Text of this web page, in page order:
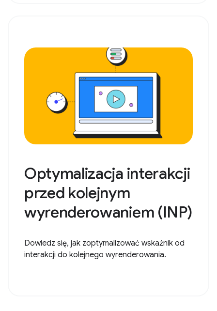
Optymalizacja interakcji
przed kolejnym
wyrenderowaniem (INP)
Dowiedz się, jak zoptymalizować wskaźnik od
interakcji do kolejnego wyrenderowania.